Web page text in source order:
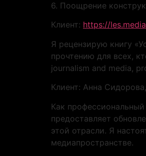
6. Поощрение
Клиент: https://les.media
Я рецензирую книгу
прочтению для всех,
journalism and media,
Клиент: Анна
Как
предоставляет
этой отрасли. Я
медиапространстве.